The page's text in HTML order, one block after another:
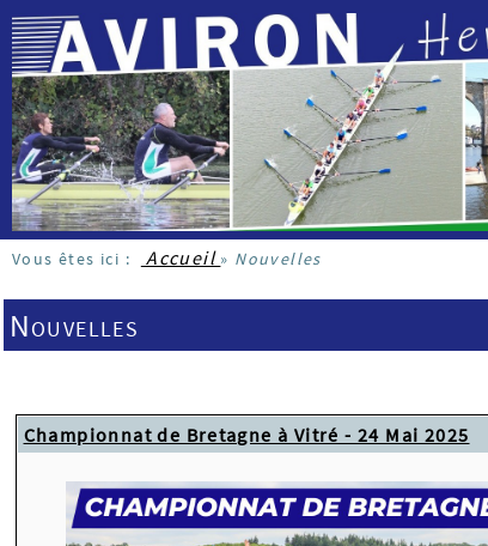
Vous êtes ici : Accueil » Nouvelles
Nouvelles
Championnat de Bretagne à Vitré - 24 Mai 2025